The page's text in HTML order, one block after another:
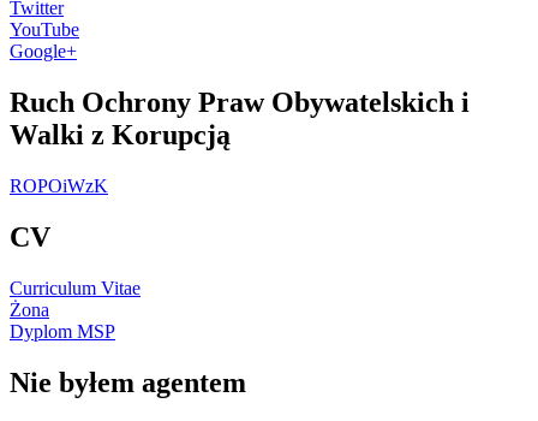
Twitter
YouTube
Google+
Ruch Ochrony Praw Obywatelskich i
Walki z Korupcją
ROPOiWzK
CV
Curriculum Vitae
Żona
Dyplom MSP
Nie byłem agentem